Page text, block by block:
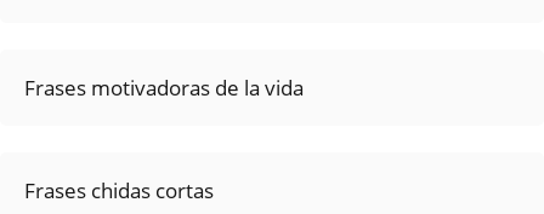
Frases motivadoras de la vida
Frases chidas cortas